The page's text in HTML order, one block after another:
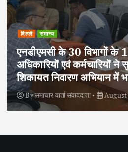
दिल्ली समान्य
एनडीएमसी के 30 विभागों
अधिकारियों एवं कर्मचारियों ने
शिकायत निवारण अभियान में
Byसमाचार वार्ता संवाददाता August